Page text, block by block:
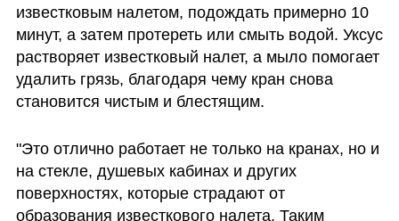
известковым налетом, подождать примерно 10
минут, а затем протереть или смыть водой. Уксус
растворяет известковый налет, а мыло помогает
удалить грязь, благодаря чему кран снова
становится чистым и блестящим.
"Это отлично работает не только на кранах, но и
на стекле, душевых кабинах и других
поверхностях, которые страдают от
образования известкового налета. Таким